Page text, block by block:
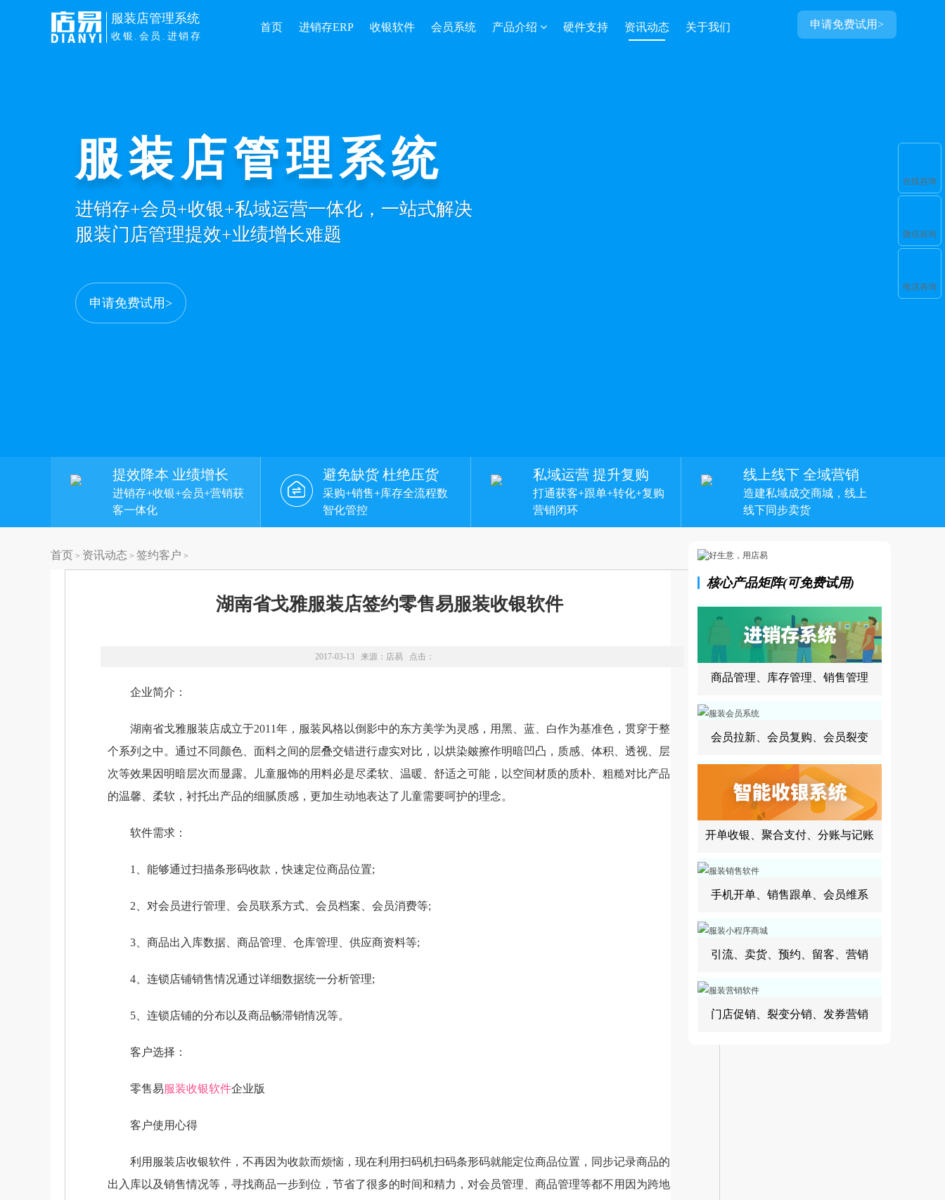
申请免费试用>
服装店管理系统
收银.会员.进销存
首页 进销存ERP 收银软件 会员系统 产品介绍 硬件支持 资讯动态 关于我们
服装店管理系统
进销存+会员+收银+私域运营一体化，一站式解决
服装门店管理提效+业绩增长难题
申请免费试用>
提效降本 业绩增长
进销存+收银+会员+营销获
客一体化
避免缺货 杜绝压货
采购+销售+库存全流程数
智化管控
私域运营 提升复购
打通获客+跟单+转化+复购
营销闭环
线上线下 全域营销
造建私域成交商城，线上
线下同步卖货
首页 > 资讯动态 > 签约客户 >
湖南省戈雅服装店签约零售易服装收银软件
2017-03-13 来源： 店易 点击：
企业简介：
湖南省戈雅服装店成立于2011年，服装风格以倒影中的东方美学为灵感，用黑、蓝、白作为基准色，贯穿于整
个系列之中。通过不同颜色、面料之间的层叠交错进行虚实对比，以烘染皴擦作明暗凹凸，质感、体积、透视、层
次等效果因明暗层次而显露。儿童服饰的用料必是尽柔软、温暖、舒适之可能，以空间材质的质朴、粗糙对比产品
的温馨、柔软，衬托出产品的细腻质感，更加生动地表达了儿童需要呵护的理念。
软件需求：
1、能够通过扫描条形码收款，快速定位商品位置;
2、对会员进行管理、会员联系方式、会员档案、会员消费等;
3、商品出入库数据、商品管理、仓库管理、供应商资料等;
4、连锁店铺销售情况通过详细数据统一分析管理;
5、连锁店铺的分布以及商品畅滞销情况等。
客户选择：
零售易服装收银软件企业版
客户使用心得
利用服装店收银软件，不再因为收款而烦恼，现在利用扫码机扫码条形码就能定位商品位置，同步记录商品的
出入库以及销售情况等，寻找商品一步到位，节省了很多的时间和精力，对会员管理、商品管理等都不用因为跨地
核心产品矩阵(可免费试用)
商品管理、库存管理、销售管理
会员拉新、会员复购、会员裂变
开单收银、聚合支付、分账与记账
手机开单、销售跟单、会员维系
引流、卖货、预约、留客、营销
门店促销、裂变分销、发券营销
在线咨询
微信咨询
电话咨询